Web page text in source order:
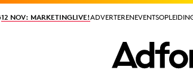
12 NOV: MARKETINGLIVE!ADVERTERENEVENTS
12 NOV: MARKETINGLIVE!ADVERTERENEVENTS